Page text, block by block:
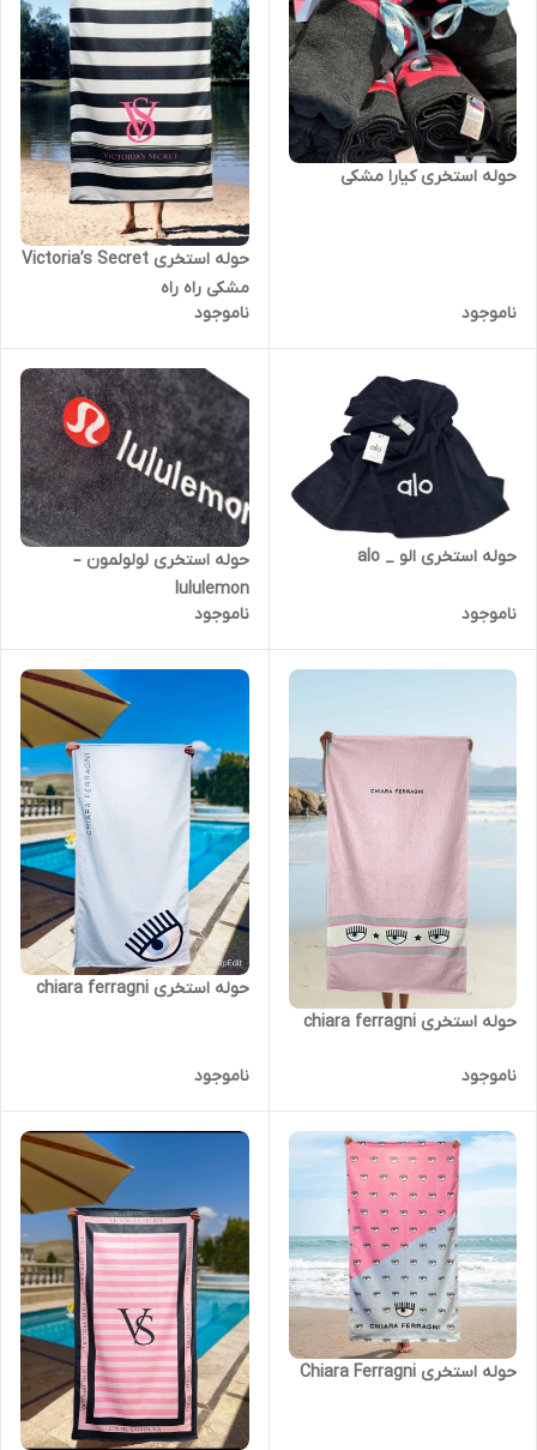
حوله استخری کیارا مشکی
ناموجود
حوله استخری Victoria’s Secret
مشکی راه راه
ناموجود
حوله استخری الو _ alo
ناموجود
حوله استخری لولولمون –
lululemon
ناموجود
حوله استخری chiara ferragni
ناموجود
حوله استخری chiara ferragni
ناموجود
حوله استخری Chiara Ferragni